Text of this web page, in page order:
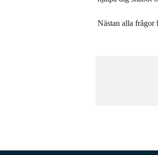
Nästan alla frågor